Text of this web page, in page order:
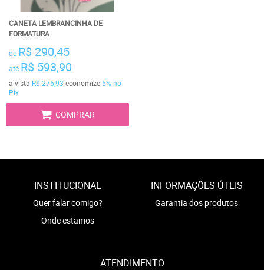
CANETA LEMBRANCINHA DE
FORMATURA
de R$ 290,45
até R$ 593,90
à vista R$ 275,93 economize 5%no
Pix
COMPRAR
INSTITUCIONAL
Quer falar comigo?
Onde estamos
INFORMAÇÕES ÚTEIS
Garantia dos produtos
ATENDIMENTO